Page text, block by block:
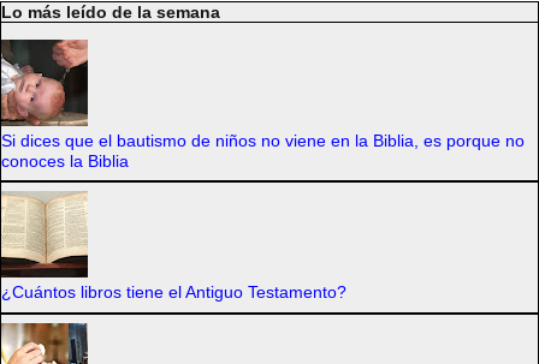
Lo más leído de la semana
Si dices que el bautismo de niños no viene en la Biblia, es porque no
conoces la Biblia
¿Cuántos libros tiene el Antiguo Testamento?